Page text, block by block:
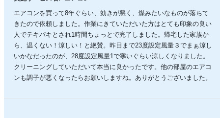
エアコンを買って8年ぐらい、効きが悪く、煤みたいなものが落ちて
きたので依頼しました。作業にきていただいた方はとても印象の良い
人でテキパキとされ1時間ちょっとで完了しました。帰宅した家族か
ら、温くない！涼しい！と絶賛。昨日まで23度設定風量３でまぁ涼し
いかなだったのが、28度設定風量1で寒いぐらい涼しくなりました。
クリーニングしていただいて本当に良かったです。他の部屋のエアコ
ンも調子が悪くなったらお願いしますね。ありがとうございました。